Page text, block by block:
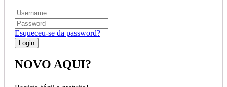
Esqueceu-se da password?
NOVO AQUI?